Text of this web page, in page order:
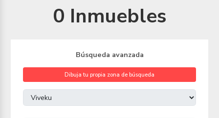
0 Inmuebles
Búsqueda avanzada
Dibuja tu propia zona de búsqueda